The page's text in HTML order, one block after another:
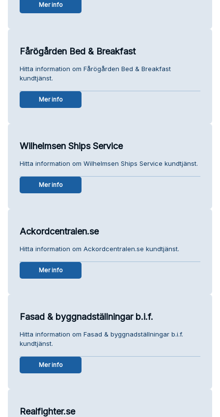
Mer info
Fårögården Bed & Breakfast
Hitta information om Fårögården Bed & Breakfast
kundtjänst.
Mer info
Wilhelmsen Ships Service
Hitta information om Wilhelmsen Ships Service kundtjänst.
Mer info
Ackordcentralen.se
Hitta information om Ackordcentralen.se kundtjänst.
Mer info
Fasad & byggnadställningar b.i.f.
Hitta information om Fasad & byggnadställningar b.i.f.
kundtjänst.
Mer info
Realfighter.se